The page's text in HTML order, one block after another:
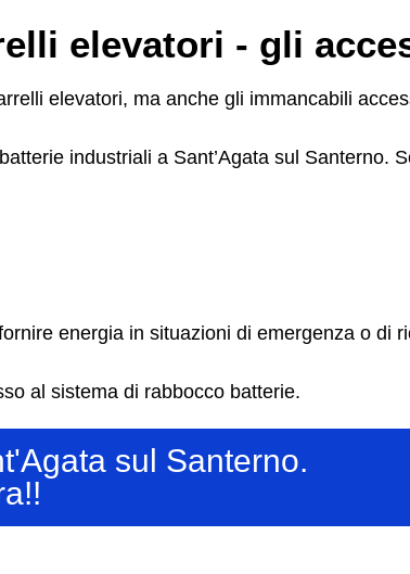
elevatori - gli
elevatori, ma anche gli immancabili
industriali a Sant’Agata sul Santerno.
energia in situazioni di emergenza o di
al sistema di rabbocco batterie.
sul Santerno.